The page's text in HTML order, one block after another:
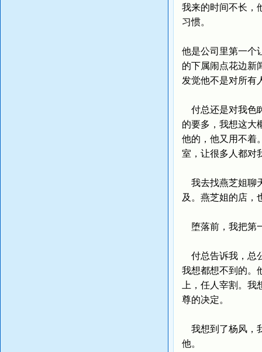
我来的时间不长，
习惯。
他是公司里第一个
的下属闹点花边新
发觉他不是对所有
付总还是对我色
的要多，我想这大
他的，他又用不着
室，让很多人都对
我去找燕芝姐聊
及。燕芝姐的店，
堕落前，我把第
付总告诉我，总
我想都想不到的。
上，任人宰割。
尊的决定。
我想到了杨风，
他。